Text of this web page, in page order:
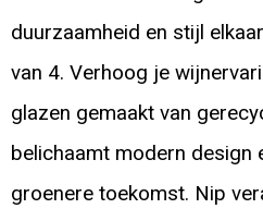
duurzaamheid en stijl
van 4. Verhoog je
glazen gemaakt van
belichaamt modern design
groenere toekomst. Nip